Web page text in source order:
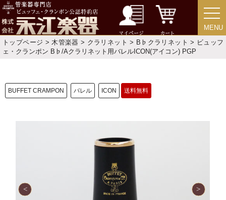
マイページ カート
MENU
MENU
トップページ >木管楽器 > クラリネット > B♭クラリネット > ビュッフ
ェ・クランポン B♭/Aクラリネット用バレルICON(アイコン) PGP
BUFFET CRAMPON バレル ICON 送料無料
ご利用ガイド サポート・保証
プライバシー・ポリシー